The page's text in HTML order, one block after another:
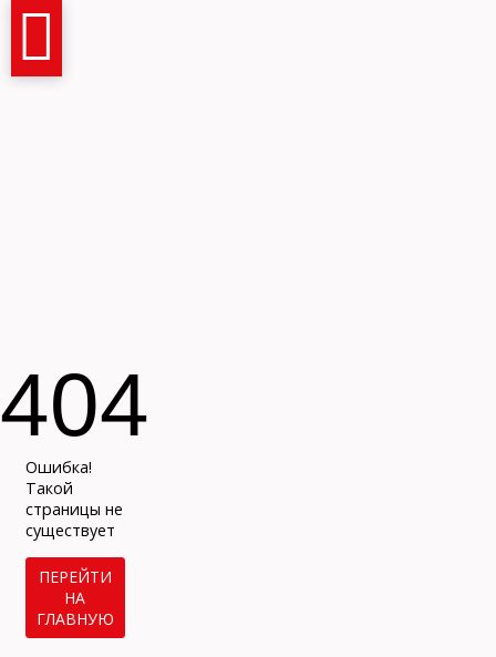
404
Ошибка!
Такой
страницы не
существует
ПЕРЕЙТИ
НА
ГЛАВНУЮ
Контактный телефон
arclinic@mail.ru